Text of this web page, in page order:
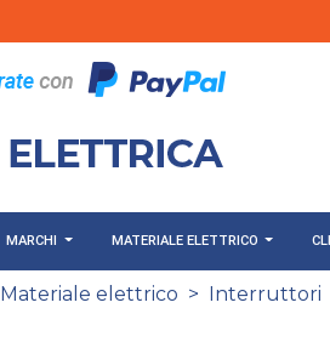
MARCHI MATERIALE ELETTRICO
Materiale elettrico > Interruttori